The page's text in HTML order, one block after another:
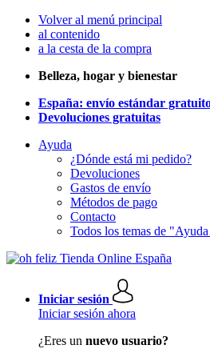
Volver al menú principal
al contenido
a la cesta de la compra
Belleza, hogar y bienestar
España: envío estándar
Devoluciones gratuitas
Ayuda
¿Dónde está mi pedido?
Devoluciones
Gastos de envío
Métodos de pago
Contacto
Todos los temas de
Iniciar sesión
Iniciar sesión ahora
¿Eres un nuevo usuario?